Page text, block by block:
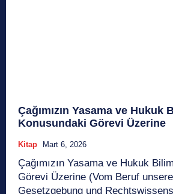
Çağımızın Yasama ve Hukuk
Konusundaki Görevi Üzerine
Kitap Mart 6, 2026
Çağımızın Yasama ve Hukuk
Görevi Üzerine (Vom Beruf
Gesetzgebung und